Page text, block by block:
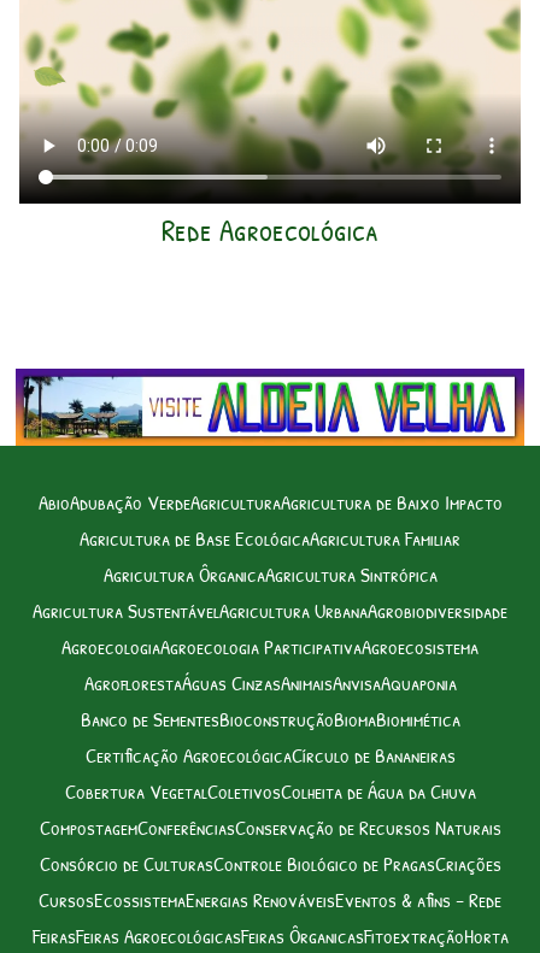
Rede Agroecológica
AbioAdubação VerdeAgriculturaAgricultura de Baixo Impacto
Agricultura de Base EcológicaAgricultura Familiar
Agricultura ÔrganicaAgricultura Sintrópica
Agricultura SustentávelAgricultura UrbanaAgrobiodiversidade
AgroecologiaAgroecologia ParticipativaAgroecosistema
AgroflorestaÁguas CinzasAnimaisAnvisaAquaponia
Banco de SementesBioconstruçãoBiomaBiomimética
Certificação AgroecológicaCírculo de Bananeiras
Cobertura VegetalColetivosColheita de Água da Chuva
CompostagemConferênciasConservação de Recursos Naturais
Consórcio de CulturasControle Biológico de PragasCriações
CursosEcossistemaEnergias RenováveisEventos & afins – Rede
FeirasFeiras AgroecológicasFeiras ÔrganicasFitoextraçãoHorta